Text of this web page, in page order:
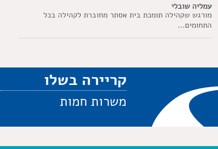
עמליה שובלי
מורגש שקהילה תומכת בית אסתר מחוברת לקהילה בכל
התחומים...
קריירה בשלו
משרות חמות